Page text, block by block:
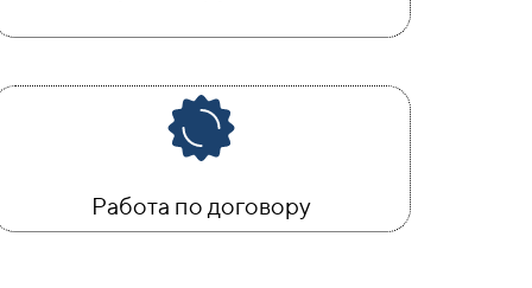
Работа по договору